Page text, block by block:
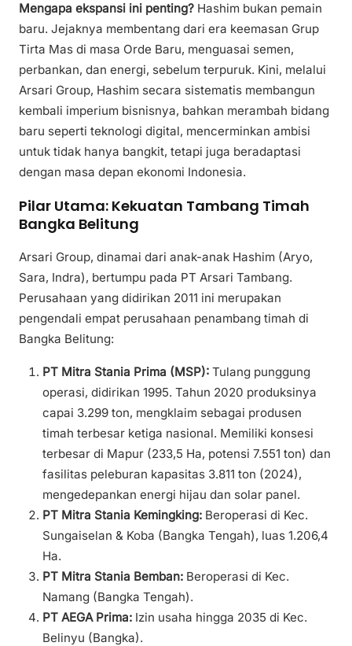
Mengapa ekspansi ini penting? Hashim bukan pemain
baru. Jejaknya membentang dari era keemasan Grup
Tirta Mas di masa Orde Baru, menguasai semen,
perbankan, dan energi, sebelum terpuruk. Kini, melalui
Arsari Group, Hashim secara sistematis membangun
kembali imperium bisnisnya, bahkan merambah bidang
baru seperti teknologi digital, mencerminkan ambisi
untuk tidak hanya bangkit, tetapi juga beradaptasi
dengan masa depan ekonomi Indonesia.
Pilar Utama: Kekuatan Tambang Timah
Bangka Belitung
Arsari Group, dinamai dari anak-anak Hashim (Aryo,
Sara, Indra), bertumpu pada PT Arsari Tambang.
Perusahaan yang didirikan 2011 ini merupakan
pengendali empat perusahaan penambang timah di
Bangka Belitung:
PT Mitra Stania Prima (MSP): Tulang punggung
operasi, didirikan 1995. Tahun 2020 produksinya
capai 3.299 ton, mengklaim sebagai produsen
timah terbesar ketiga nasional. Memiliki konsesi
terbesar di Mapur (233,5 Ha, potensi 7.551 ton) dan
fasilitas peleburan kapasitas 3.811 ton (2024),
mengedepankan energi hijau dan solar panel.
PT Mitra Stania Kemingking: Beroperasi di Kec.
Sungaiselan & Koba (Bangka Tengah), luas 1.206,4
Ha.
PT Mitra Stania Bemban: Beroperasi di Kec.
Namang (Bangka Tengah).
PT AEGA Prima: Izin usaha hingga 2035 di Kec.
Belinyu (Bangka).